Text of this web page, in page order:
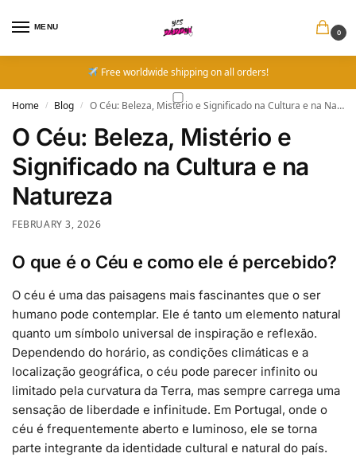
MENU
0
Free worldwide shipping on all orders!
Home / Blog / O Céu: Beleza, Mistério e Significado na Cultura e na Natureza
O Céu: Beleza, Mistério e
Significado na Cultura e na
Natureza
FEBRUARY 3, 2026
O que é o Céu e como ele é percebido?
O céu é uma das paisagens mais fascinantes que o ser
humano pode contemplar. Ele é tanto um elemento natural
quanto um símbolo universal de inspiração e reflexão.
Dependendo do horário, as condições climáticas e a
localização geográfica, o céu pode parecer infinito ou
limitado pela curvatura da Terra, mas sempre carrega uma
sensação de liberdade e infinitude. Em Portugal, onde o
céu é frequentemente aberto e luminoso, ele se torna
parte integrante da identidade cultural e natural do país.